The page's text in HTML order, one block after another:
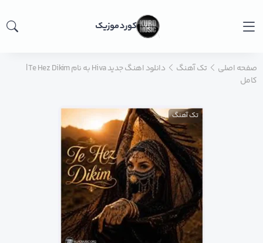
کورد موزیک
صفحه اصلی تک آهنگ
دانلود اهنگ جدید Hiva به نام Te Hez Dikim |
کامل
تک آهنگ